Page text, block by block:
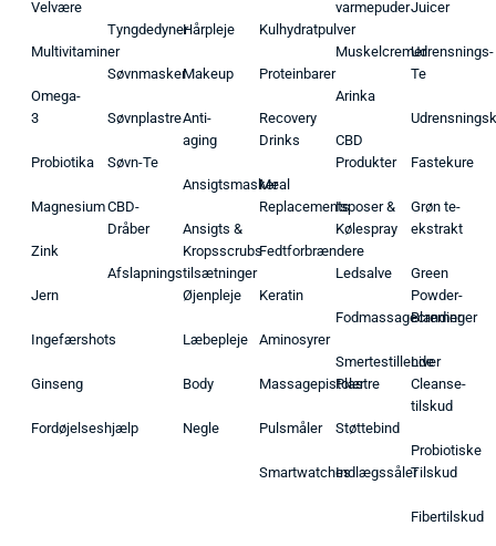
Velvære
Multivitaminer
Omega-
3
Probiotika
Magnesium
Zink
Jern
Ingefærshots
Ginseng
Fordøjelseshjælp
Tyngdedyner
Søvnmasker
Søvnplastre
Søvn-Te
CBD-
Dråber
Afslapningstilsætninger
Hårpleje
Makeup
Anti-
aging
Ansigtsmasker
Ansigts &
Kropsscrubs
Øjenpleje
Læbepleje
Body
Negle
Kulhydratpulver
Proteinbarer
Recovery
Drinks
Meal
Replacements
Fedtforbrændere
Keratin
Aminosyrer
Massagepistoler
Pulsmåler
Smartwatches
varmepuder
Muskelcremer
Arinka
CBD
Produkter
Isposer &
Kølespray
Ledsalve
Fodmassagecremer
Smertestillende
Plastre
Støttebind
Indlægssåler
Juicer
Udrensnings-
Te
Fastekure
Grøn te-
ekstrakt
Green
Powder-
Blandinger
Liver
Cleanse-
tilskud
Probiotiske
Tilskud
Fibertilskud